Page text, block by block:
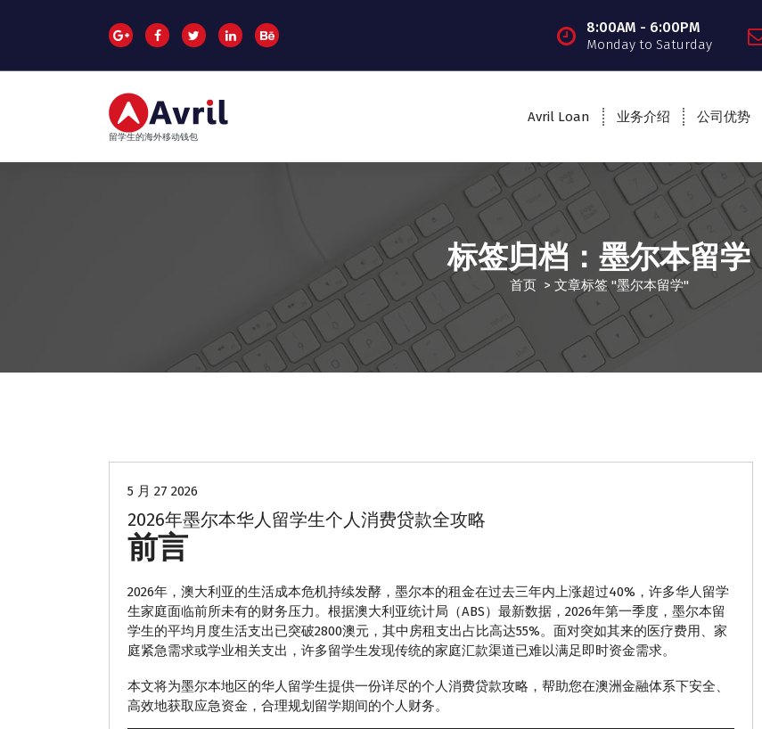
文
8:00AM - 6:00PM
Monday to Saturday
留学生的海外移动钱包
Avril Loan 业务介绍 公司优势
标签归档：墨尔本留学
首页> 文章标签 "墨尔本留学"
5 月 27 2026
2026年墨尔本华人留学生个人消费贷款全攻略
前言
2026年，澳大利亚的生活成本危机持续发酵，墨尔本的租金在过去三年内上涨超过40%，许多华人留学
生家庭面临前所未有的财务压力。根据澳大利亚统计局（ABS）最新数据，2026年第一季度，墨尔本留
学生的平均月度生活支出已突破2800澳元，其中房租支出占比高达55%。面对突如其来的医疗费用、家
庭紧急需求或学业相关支出，许多留学生发现传统的家庭汇款渠道已难以满足即时资金需求。
本文将为墨尔本地区的华人留学生提供一份详尽的个人消费贷款攻略，帮助您在澳洲金融体系下安全、
高效地获取应急资金，合理规划留学期间的个人财务。